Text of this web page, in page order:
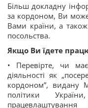
Більш докладну
за кордоном, Ви
Вами країни, а також
посольства.
Якщо Ви їдете
• Перевірте, чи
діяльності як
кордоном”, видану
політики